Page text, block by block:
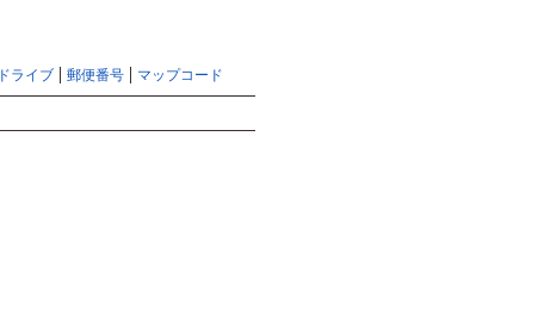
ドライブ 郵便番号 マップコード